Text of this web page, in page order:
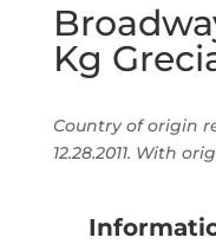
Kg
Country of origin
12.28.2011. With